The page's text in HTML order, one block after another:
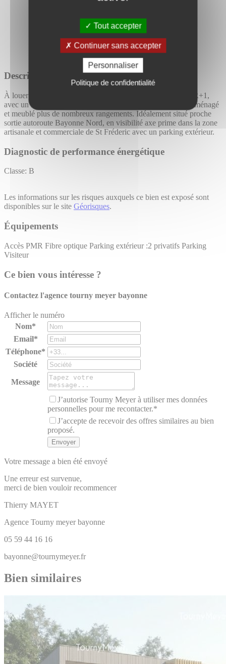
Tout accepter
Continuer sans accepter
Personnaliser
Politique de confidentialité
Description détaillée
À louer bien RARE sur le secteur. Plateau de 6 bureaux au R+1,
avec un bureau d'accueil et une salle d'attente, entièrement aménagé
et meublé plus de nombreux rangements. Idéalement situé proche
sortie autoroute Bayonne Nord, en visibilité axe prime dans la zone
artisanale et commerciale de St Fréderic avec un parking extérieur.
Diagnostic de performance énergétique
Classe: B
Les informations sur les risques auxquels ce bien est exposé sont
disponibles sur le site Géorisques.
Équipements
Accès PMR Fibre optique Parking extérieur :2 privatifs Parking
Visiteur
Ce bien vous intéresse ?
Contactez l'agence tourny meyer bayonne
Afficher le numéro
Nom*
Email*
Téléphone*
Société
Message
J’autorise Tourny Meyer à utiliser mes données
personnelles pour me recontacter.*
J’accepte de recevoir des offres similaires au bien
proposé.
Votre message a bien été envoyé
Une erreur est survenue,
merci de bien vouloir recommencer
Thierry MAYET
Agence Tourny meyer bayonne
05 59 44 16 16
bayonne@tournymeyer.fr
Bien similaires